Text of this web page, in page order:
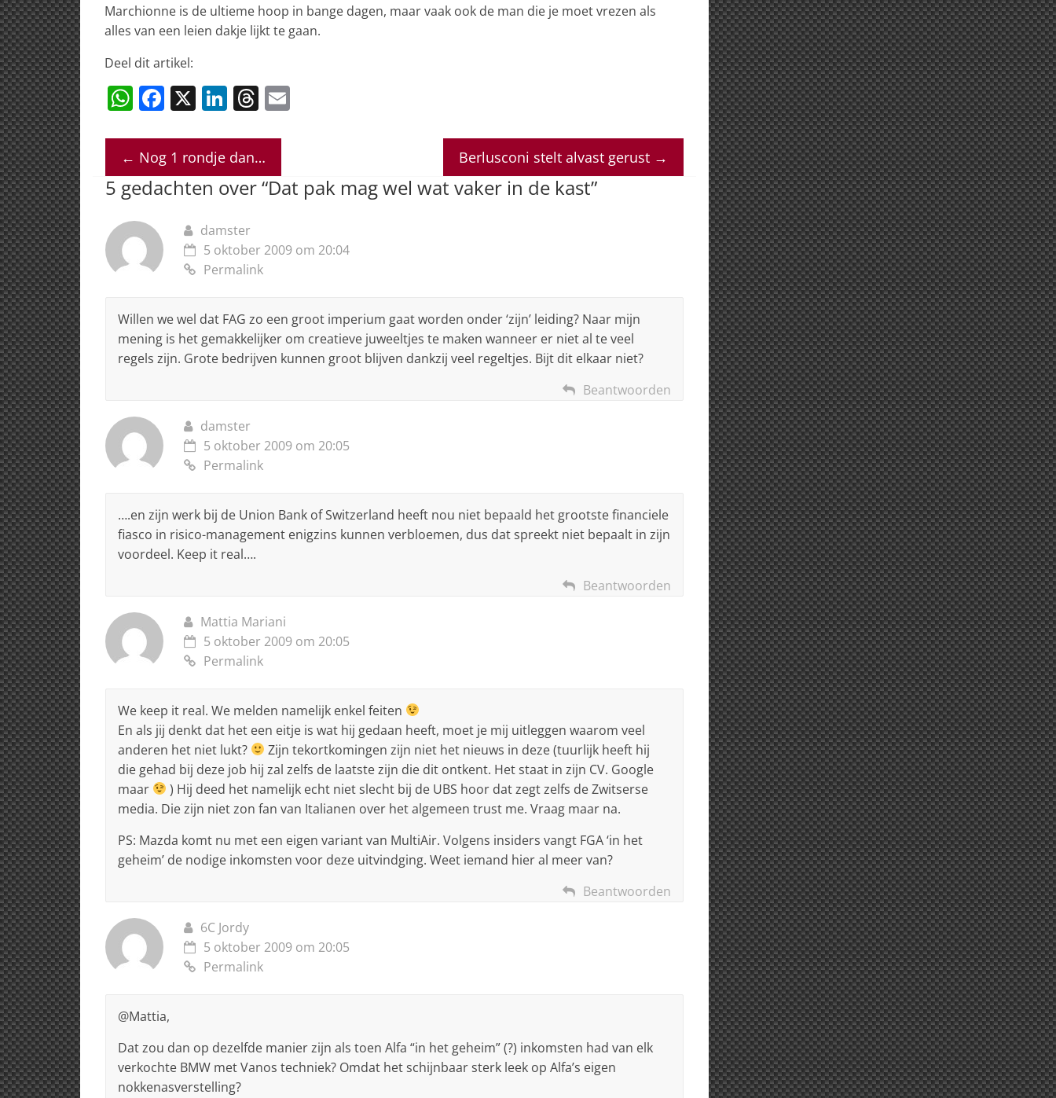
Marchionne is de ultieme hoop in bange dagen, maar vaak ook de man die je moet vrezen als
alles van een leien dakje lijkt te gaan.
Deel dit artikel:
W
at
s
A
p
p
F
c
e
b
X Li
k
e
dI
n
T
re
a
d
← Nog 1 rondje dan… Berlusconi stelt alvast gerust →
5 gedachten over “Dat pak mag wel wat vaker in de kast”
damster
5 oktober 2009 om 20:04
Permalink
Willen we wel dat FAG zo een groot imperium gaat worden onder ‘zijn’ leiding? Naar mijn
mening is het gemakkelijker om creatieve juweeltjes te maken wanneer er niet al te veel
regels zijn. Grote bedrijven kunnen groot blijven dankzij veel regeltjes. Bijt dit elkaar niet?
Beantwoorden
damster
5 oktober 2009 om 20:05
Permalink
….en zijn werk bij de Union Bank of Switzerland heeft nou niet bepaald het grootste financiele
fiasco in risico-management enigzins kunnen verbloemen, dus dat spreekt niet bepaalt in zijn
voordeel. Keep it real….
Beantwoorden
Mattia Mariani
5 oktober 2009 om 20:05
Permalink
We keep it real. We melden namelijk enkel feiten
En als jij denkt dat het een eitje is wat hij gedaan heeft, moet je mij uitleggen waarom veel
anderen het niet lukt?
Zijn tekortkomingen zijn niet het nieuws in deze (tuurlijk heeft hij
die gehad bij deze job hij zal zelfs de laatste zijn die dit ontkent. Het staat in zijn CV. Google
maar
) Hij deed het namelijk echt niet slecht bij de UBS hoor dat zegt zelfs de Zwitserse
media. Die zijn niet zon fan van Italianen over het algemeen trust me. Vraag maar na.
PS: Mazda komt nu met een eigen variant van MultiAir. Volgens insiders vangt FGA ‘in het
geheim’ de nodige inkomsten voor deze uitvindging. Weet iemand hier al meer van?
Beantwoorden
6C Jordy
5 oktober 2009 om 20:05
Permalink
@Mattia,
Dat zou dan op dezelfde manier zijn als toen Alfa “in het geheim” (?) inkomsten had van elk
verkochte BMW met Vanos techniek? Omdat het schijnbaar sterk leek op Alfa’s eigen
nokkenasverstelling?